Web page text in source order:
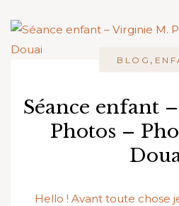
BLOG ,
Séance enfant
Photos –
Hello ! Avant toute chose